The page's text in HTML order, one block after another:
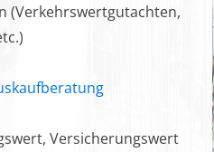
(Verkehrswertgutachten,
Versicherungswert